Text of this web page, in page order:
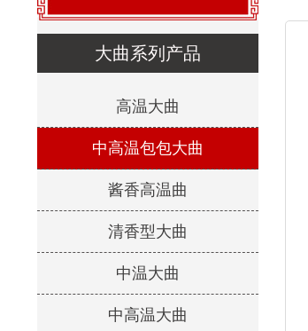
大曲系列产品
高温大曲
中高温包包大曲
酱香高温曲
清香型大曲
中温大曲
中高温大曲